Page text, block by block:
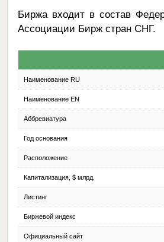
Биржа входит в состав
Ассоциации Бирж стран СНГ.
Наименование RU
Наименование EN
Аббревиатура
Год основания
Расположение
Капитализация, $ млрд.
Листинг
Биржевой индекс
Официальный сайт